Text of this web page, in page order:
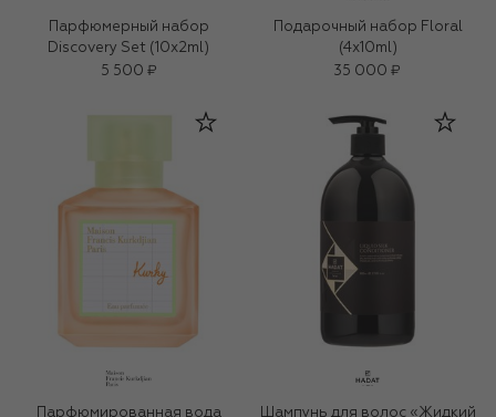
Парфюмерный набор
Discovery Set (10x2ml)
5 500 ₽
Подарочный набор Floral
(4x10ml)
35 000 ₽
Парфюмированная вода
Шампунь для волос «Жидкий